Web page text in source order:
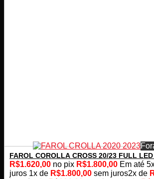
FAROL COROLLA CROSS 20/23 FULL
R$1.620,00 no pix R$1.800,00 Em até 5
juros 1x de R$1.800,00 sem juros2x de